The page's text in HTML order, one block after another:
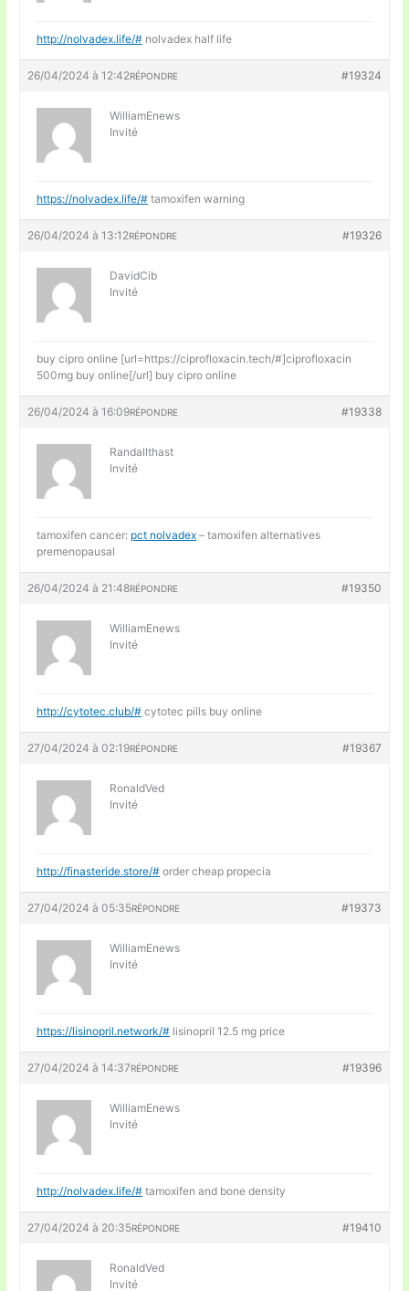
http://nolvadex.life/# nolvadex half life
26/04/2024 à 12:42 #19324
RÉPONDRE
WilliamEnews
Invité
https://nolvadex.life/# tamoxifen warning
26/04/2024 à 13:12 #19326
RÉPONDRE
DavidCib
Invité
buy cipro online [url=https://ciprofloxacin.tech/#]ciprofloxacin
500mg buy online[/url] buy cipro online
26/04/2024 à 16:09 #19338
RÉPONDRE
Randallthast
Invité
tamoxifen cancer: pct nolvadex – tamoxifen alternatives
premenopausal
26/04/2024 à 21:48 #19350
RÉPONDRE
WilliamEnews
Invité
http://cytotec.club/# cytotec pills buy online
27/04/2024 à 02:19 #19367
RÉPONDRE
RonaldVed
Invité
http://finasteride.store/# order cheap propecia
27/04/2024 à 05:35 #19373
RÉPONDRE
WilliamEnews
Invité
https://lisinopril.network/# lisinopril 12.5 mg price
27/04/2024 à 14:37 #19396
RÉPONDRE
WilliamEnews
Invité
http://nolvadex.life/# tamoxifen and bone density
27/04/2024 à 20:35 #19410
RÉPONDRE
RonaldVed
Invité